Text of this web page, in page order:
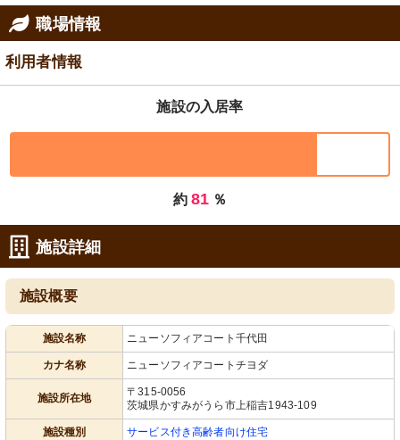
職場情報
利用者情報
施設の入居率
約 81 ％
施設詳細
施設概要
施設名称 ニューソフィアコート千代田
カナ名称 ニューソフィアコートチヨダ
施設所在地
〒315-0056
茨城県かすみがうら市上稲吉1943-109
施設種別 サービス付き高齢者向け住宅